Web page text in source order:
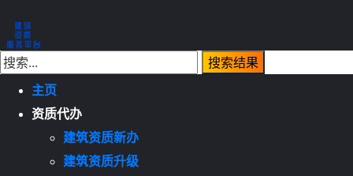
主页
资质代办
建筑资质新办
建筑资质升级